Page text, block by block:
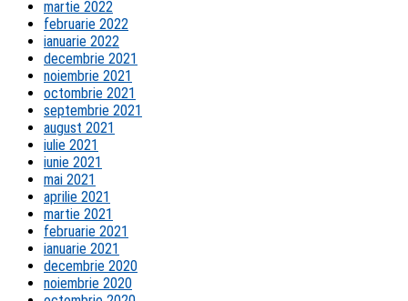
martie 2022
februarie 2022
ianuarie 2022
decembrie 2021
noiembrie 2021
octombrie 2021
septembrie 2021
august 2021
iulie 2021
iunie 2021
mai 2021
aprilie 2021
martie 2021
februarie 2021
ianuarie 2021
decembrie 2020
noiembrie 2020